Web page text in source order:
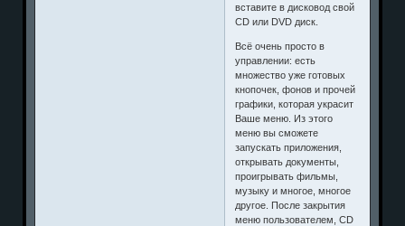
вставите в дисковод свой
CD или DVD диск.
Всё очень просто в
управлении: есть
множество уже готовых
кнопочек, фонов и прочей
графики, которая украсит
Ваше меню. Из этого
меню вы сможете
запускать приложения,
открывать документы,
проигрывать фильмы,
музыку и многое, многое
другое. После закрытия
меню пользователем, CD